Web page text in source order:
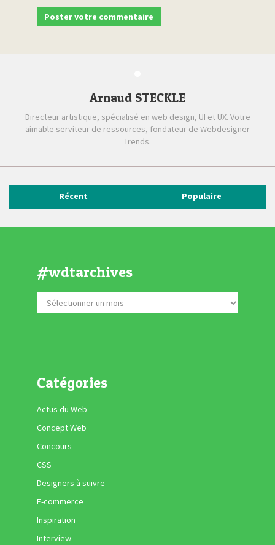
Arnaud STECKLE
Directeur artistique, spécialisé en web design, UI et UX. Votre
aimable serviteur de ressources, fondateur de Webdesigner
Trends.
Récent Populaire
#wdtarchives
Catégories
Actus du Web
Concept Web
Concours
CSS
Designers à suivre
E-commerce
Inspiration
Interview